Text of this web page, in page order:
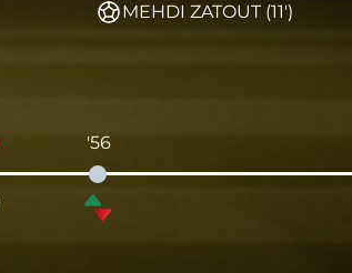
MEHDI ZATOUT (11')
'56